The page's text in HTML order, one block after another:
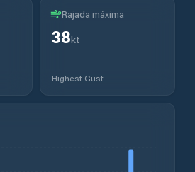
Rajada máxima
38kt
Highest Gust